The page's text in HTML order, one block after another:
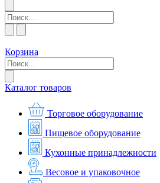
Корзина
Каталог товаров
Торговое оборудование
Пищевое оборудование
Кухонные принадлежности
Весовое и упаковочное